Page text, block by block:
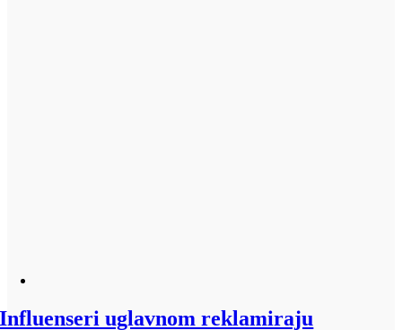
Influenseri uglavnom reklamiraju